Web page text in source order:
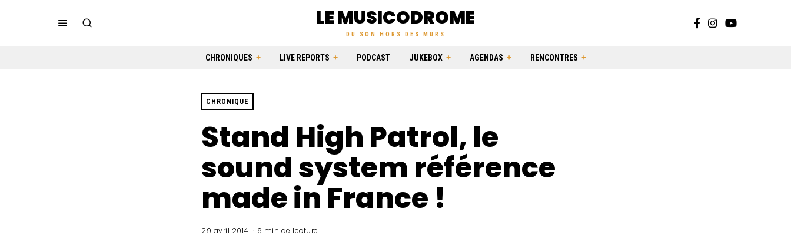
LE MUSICODROME
DU SON HORS DES MURS
CHRONIQUES LIVE REPORTS PODCAST JUKEBOX AGENDAS RENCONTRES
CHRONIQUE
Stand High Patrol, le
sound system référence
made in France !
29 avril 2014 6 min de lecture